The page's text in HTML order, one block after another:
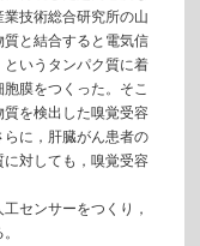
技術総合研究所の山
と結合すると電気信
いうタンパク質に着
膜をつくった。そこ
を検出した嗅覚受容
に，肝臓がん患者の
対しても，嗅覚受容
センサーをつくり，